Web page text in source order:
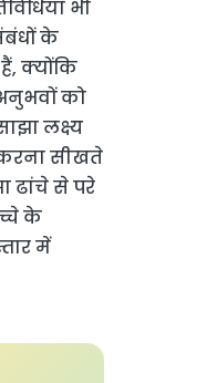
भी
के
क्योंकि
को
लक्ष्य
सीखते
ढांचे से परे
के
में